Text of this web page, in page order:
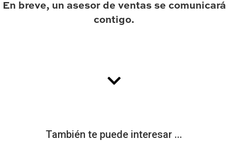
En breve, un asesor de ventas se comunicará
contigo.
También te puede interesar ...